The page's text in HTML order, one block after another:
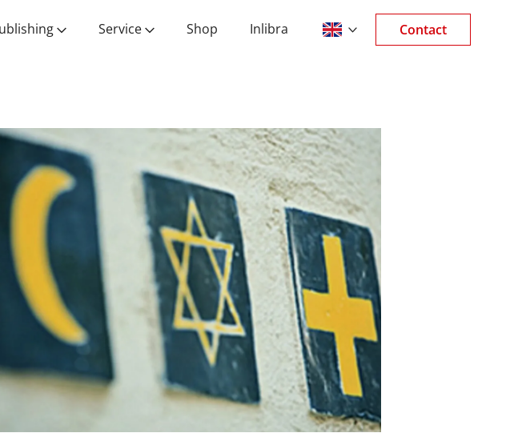
Service Shop Inlibra Contact